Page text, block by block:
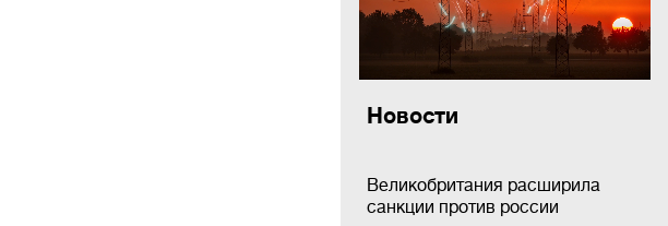
Новости
Великобритания расширила
санкции против россии